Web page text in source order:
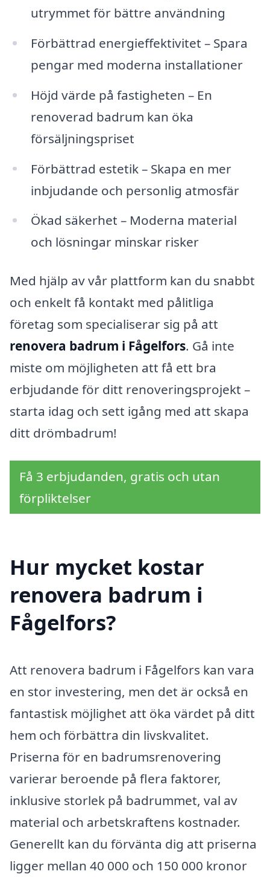
utrymmet för bättre användning
Förbättrad energieffektivitet – Spara
pengar med moderna installationer
Höjd värde på fastigheten – En
renoverad badrum kan öka
försäljningspriset
Förbättrad estetik – Skapa en mer
inbjudande och personlig atmosfär
Ökad säkerhet – Moderna material
och lösningar minskar risker
Med hjälp av vår plattform kan du snabbt
och enkelt få kontakt med pålitliga
företag som specialiserar sig på att
renovera badrum i Fågelfors. Gå inte
miste om möjligheten att få ett bra
erbjudande för ditt renoveringsprojekt –
starta idag och sett igång med att skapa
ditt drömbadrum!
Få 3 erbjudanden, gratis och utan
förpliktelser
Hur mycket kostar
renovera badrum i
Fågelfors?
Att renovera badrum i Fågelfors kan vara
en stor investering, men det är också en
fantastisk möjlighet att öka värdet på ditt
hem och förbättra din livskvalitet.
Priserna för en badrumsrenovering
varierar beroende på flera faktorer,
inklusive storlek på badrummet, val av
material och arbetskraftens kostnader.
Generellt kan du förvänta dig att priserna
ligger mellan 40 000 och 150 000 kronor